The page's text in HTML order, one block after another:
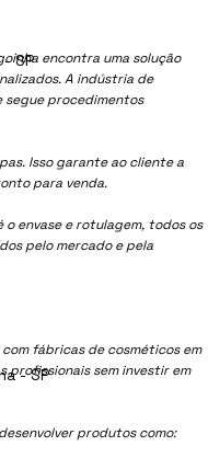
encontra uma solução
A indústria de
segue procedimentos
Isso garante ao cliente a
para venda.
envase e rotulagem, todos os
pelo mercado e pela
fábricas de cosméticos em
profissionais sem investir em
produtos como:
SP
- SP